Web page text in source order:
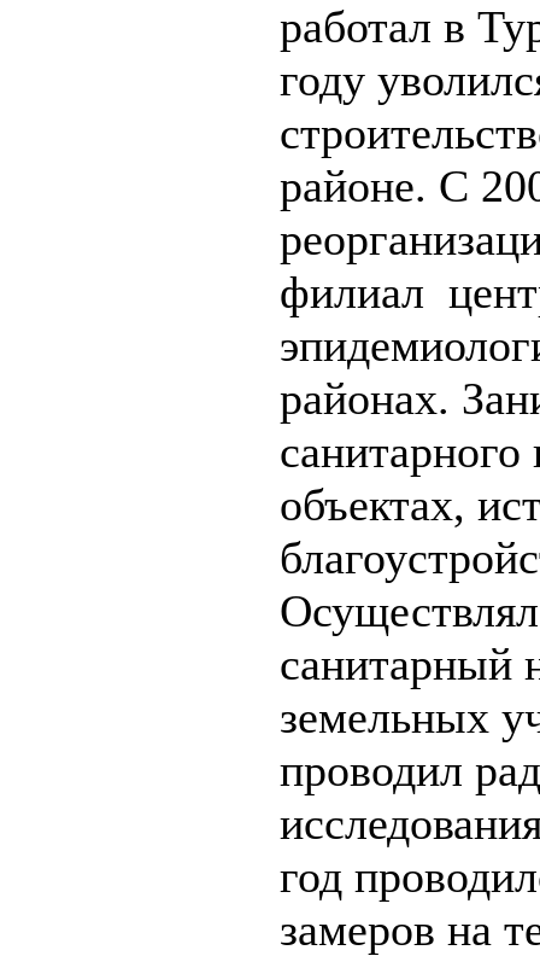
работал в
году
районе. С
филиал
районах.
санитарного
объектах,
санитарный
земельных
проводил
год
замеров на